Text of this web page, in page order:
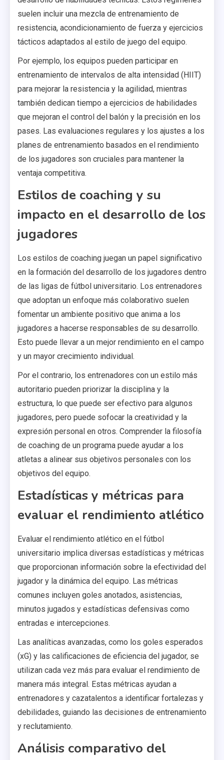
suelen incluir una mezcla de entrenamiento de
resistencia, acondicionamiento de fuerza y ejercicios
tácticos adaptados al estilo de juego del equipo.
Por ejemplo, los equipos pueden participar en
entrenamiento de intervalos de alta intensidad (HIIT)
para mejorar la resistencia y la agilidad, mientras
también dedican tiempo a ejercicios de habilidades
que mejoran el control del balón y la precisión en los
pases. Las evaluaciones regulares y los ajustes a los
planes de entrenamiento basados en el rendimiento
de los jugadores son cruciales para mantener la
ventaja competitiva.
Estilos de coaching y su
impacto en el desarrollo de los
jugadores
Los estilos de coaching juegan un papel significativo
en la formación del desarrollo de los jugadores dentro
de las ligas de fútbol universitario. Los entrenadores
que adoptan un enfoque más colaborativo suelen
fomentar un ambiente positivo que anima a los
jugadores a hacerse responsables de su desarrollo.
Esto puede llevar a un mejor rendimiento en el campo
y un mayor crecimiento individual.
Por el contrario, los entrenadores con un estilo más
autoritario pueden priorizar la disciplina y la
estructura, lo que puede ser efectivo para algunos
jugadores, pero puede sofocar la creatividad y la
expresión personal en otros. Comprender la filosofía
de coaching de un programa puede ayudar a los
atletas a alinear sus objetivos personales con los
objetivos del equipo.
Estadísticas y métricas para
evaluar el rendimiento atlético
Evaluar el rendimiento atlético en el fútbol
universitario implica diversas estadísticas y métricas
que proporcionan información sobre la efectividad del
jugador y la dinámica del equipo. Las métricas
comunes incluyen goles anotados, asistencias,
minutos jugados y estadísticas defensivas como
entradas e intercepciones.
Las analíticas avanzadas, como los goles esperados
(xG) y las calificaciones de eficiencia del jugador, se
utilizan cada vez más para evaluar el rendimiento de
manera más integral. Estas métricas ayudan a
entrenadores y cazatalentos a identificar fortalezas y
debilidades, guiando las decisiones de entrenamiento
y reclutamiento.
Análisis comparativo del